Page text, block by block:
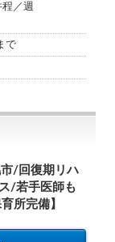
／週
で
/回復期リハ
/若手医師も
所完備】